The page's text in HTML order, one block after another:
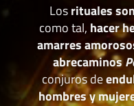
Losrituales
como tal, hacer
amarres
abrecaminos
conjuros de
hombres y